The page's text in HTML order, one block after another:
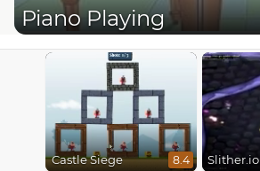
Piano Playing
Castle Siege 8.4 Slither.io